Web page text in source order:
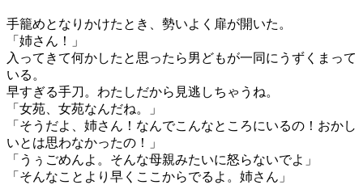
手籠めとなりかけたとき、勢いよく扉が開いた。
「姉さん！」
入ってきて何かしたと思ったら男どもが一同にうずくまって
いる。
早すぎる手刀。わたしだから見逃しちゃうね。
「女苑、女苑なんだね。」
「そうだよ、姉さん！なんでこんなところにいるの！おかし
いとは思わなかったの！」
「うぅごめんよ。そんな母親みたいに怒らないでよ」
「そんなことより早くここからでるよ。姉さん」